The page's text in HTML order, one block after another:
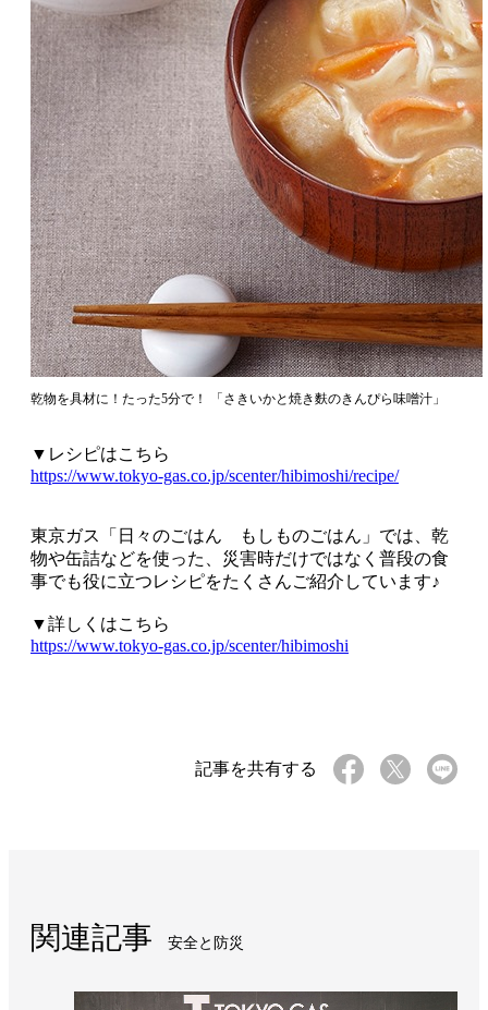
乾物を具材に！たった5分で！ 「さきいかと焼き麩のきんぴら味噌汁」
▼レシピはこちら
https://www.tokyo-gas.co.jp/scenter/hibimoshi/recipe/
東京ガス「日々のごはん もしものごはん」では、乾
物や缶詰などを使った、災害時だけではなく普段の食
事でも役に立つレシピをたくさんご紹介しています♪
▼詳しくはこちら
https://www.tokyo-gas.co.jp/scenter/hibimoshi
記事を共有する
関連記事 安全と防災​